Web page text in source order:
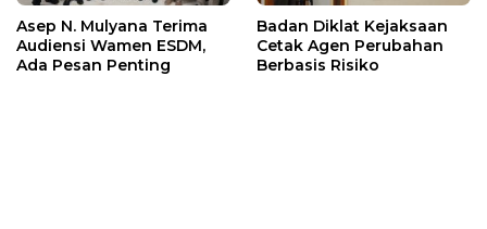
Asep N. Mulyana Terima
Audiensi Wamen ESDM,
Ada Pesan Penting
Badan Diklat Kejaksaan
Cetak Agen Perubahan
Berbasis Risiko